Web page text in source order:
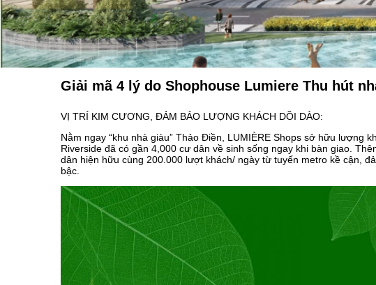
Giải mã 4 lý do Shophouse Lumiere Thu hút
VỊ TRÍ KIM CƯƠNG, ĐẢM BẢO LƯỢNG KHÁCH DỒI DÀO:
Nằm ngay “khu nhà giàu” Thảo Điền, LUMIÈRE Shops sở hữu lượng
Riverside đã có gần 4,000 cư dân về sinh sống ngay khi bàn giao.
dân hiện hữu cùng 200.000 lượt khách/ ngày từ tuyến metro kề cận,
bậc.